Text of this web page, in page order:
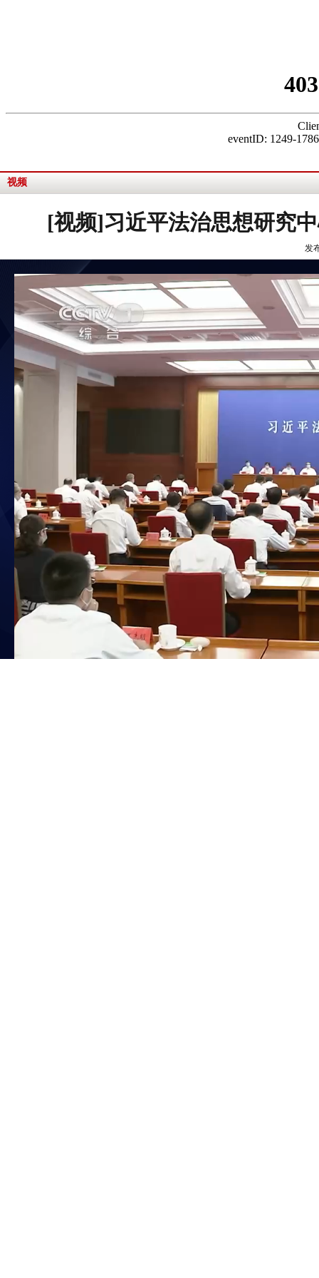
视频
[视频]习近平法治思想研究
发